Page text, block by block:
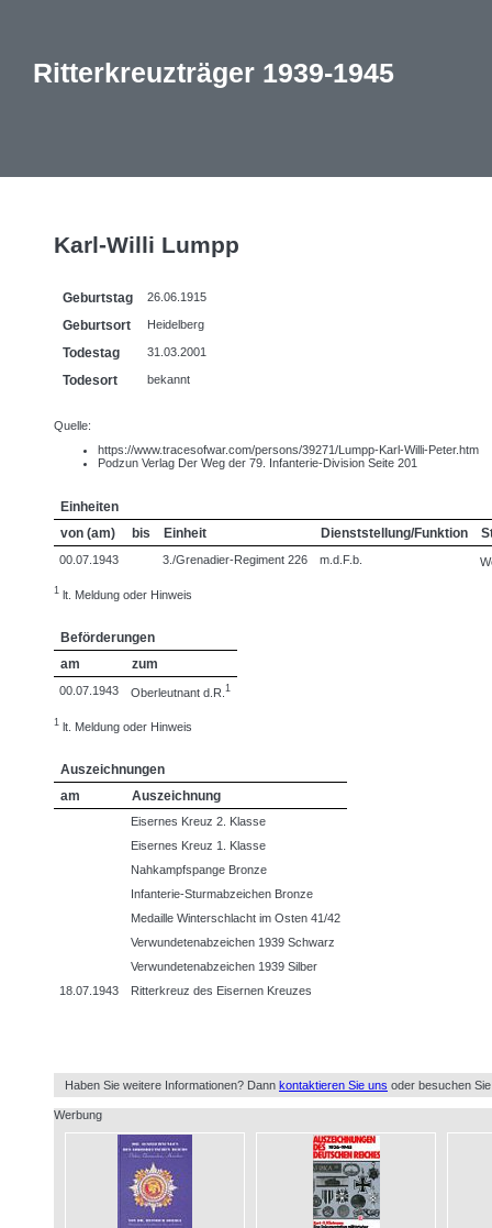
Ritterkreuzträger 1939-1945
Karl-Willi Lumpp
Geburtstag 26.06.1915
Geburtsort Heidelberg
Todestag 31.03.2001
Todesort bekannt
Quelle:
https://www.tracesofwar.com/persons/39271/Lumpp-Karl-Willi-Peter.htm
Podzun Verlag Der Weg der 79. Infanterie-Division Seite 201
Einheiten
von (am)
bis Einheit Dienststellung/Funktion
00.07.1943 3./Grenadier-Regiment 226 m.d.F.b.
1 lt. Meldung oder Hinweis
Beförderungen
am
zum
00.07.1943 Oberleutnant d.R.1
1 lt. Meldung oder Hinweis
Auszeichnungen
am
Auszeichnung
Eisernes Kreuz 2. Klasse
Eisernes Kreuz 1. Klasse
Nahkampfspange Bronze
Infanterie-Sturmabzeichen Bronze
Medaille Winterschlacht im Osten 41/42
Verwundetenabzeichen 1939 Schwarz
Verwundetenabzeichen 1939 Silber
18.07.1943
Ritterkreuz des Eisernen Kreuzes
Haben Sie weitere Informationen? Dann kontaktieren Sie uns oder besuchen
Werbung